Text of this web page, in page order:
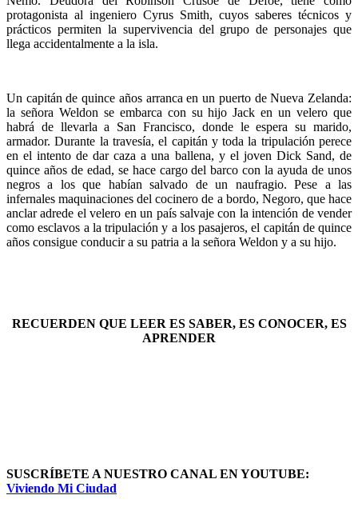
protagonista al ingeniero Cyrus Smith, cuyos saberes técnicos y
prácticos permiten la supervivencia del grupo de personajes que
llega accidentalmente a la isla.
Un capitán de quince años arranca en un puerto de Nueva Zelanda:
la señora Weldon se embarca con su hijo Jack en un velero que
habrá de llevarla a San Francisco, donde le espera su marido,
armador. Durante la travesía, el capitán y toda la tripulación perece
en el intento de dar caza a una ballena, y el joven Dick Sand, de
quince años de edad, se hace cargo del barco con la ayuda de unos
negros a los que habían salvado de un naufragio. Pese a las
infernales maquinaciones del cocinero de a bordo, Negoro, que hace
anclar adrede el velero en un país salvaje con la intención de vender
como esclavos a la tripulación y a los pasajeros, el capitán de quince
años consigue conducir a su patria a la señora Weldon y a su hijo.
RECUERDEN QUE LEER ES SABER, ES CONOCER, ES
APRENDER
SUSCRÍBETE A NUESTRO CANAL EN YOUTUBE:
Viviendo Mi Ciudad